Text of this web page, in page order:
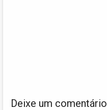
Deixe um comentário